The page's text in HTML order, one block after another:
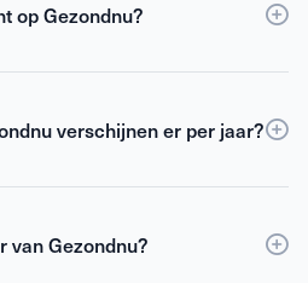
op Gezondnu?
is de slimste keuze
én toegang tot de digitale
om het beste uit jezelf
verschijnen er per jaar?
per jaar.
van Gezondnu?